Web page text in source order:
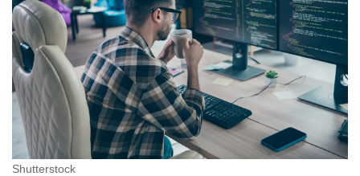
Shutterstock